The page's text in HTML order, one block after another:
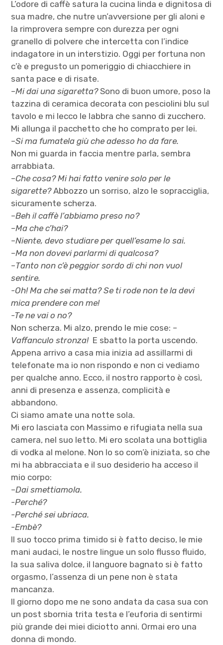
L’odore di caffè satura la cucina linda e dignitosa di
sua madre, che nutre un’avversione per gli aloni e
la rimprovera sempre con durezza per ogni
granello di polvere che intercetta con l’indice
indagatore in un interstizio. Oggi per fortuna non
c’è e pregusto un pomeriggio di chiacchiere in
santa pace e di risate.
–Mi dai una sigaretta?Sono di buon umore, poso la
tazzina di ceramica decorata con pesciolini blu sul
tavolo e mi lecco le labbra che sanno di zucchero.
Mi allunga il pacchetto che ho comprato per lei.
–Si ma fumatela giù che adesso ho da fare.
Non mi guarda in faccia mentre parla, sembra
arrabbiata.
–Che cosa? Mi hai fatto venire solo per le
sigarette?Abbozzo un sorriso, alzo le sopracciglia,
sicuramente scherza.
–Beh il caffè l’abbiamo preso no?
–Ma che c’hai?
–Niente, devo studiare per quell’esame lo sai.
–Ma non dovevi parlarmi di qualcosa?
–Tanto non c’è peggior sordo di chi non vuol
sentire.
-Oh! Ma che sei matta? Se ti rode non te la devi
mica prendere con me!
-Te ne vai o no?
Non scherza. Mi alzo, prendo le mie cose: –
Vaffanculo stronza!E sbatto la porta uscendo.
Appena arrivo a casa mia inizia ad assillarmi di
telefonate ma io non rispondo e non ci vediamo
per qualche anno. Ecco, il nostro rapporto è così,
anni di presenza e assenza, complicità e
abbandono.
Ci siamo amate una notte sola.
Mi ero lasciata con Massimo e rifugiata nella sua
camera, nel suo letto. Mi ero scolata una bottiglia
di vodka al melone. Non lo so com’è iniziata, so che
mi ha abbracciata e il suo desiderio ha acceso il
mio corpo:
–Dai smettiamola.
-Perché?
-Perché sei ubriaca.
-Embè?
Il suo tocco prima timido si è fatto deciso, le mie
mani audaci, le nostre lingue un solo flusso fluido,
la sua saliva dolce, il languore bagnato si è fatto
orgasmo, l’assenza di un pene non è stata
mancanza.
Il giorno dopo me ne sono andata da casa sua con
un post sbornia trita testa e l’euforia di sentirmi
più grande dei miei diciotto anni. Ormai ero una
donna di mondo.